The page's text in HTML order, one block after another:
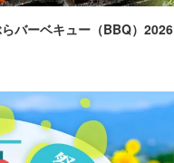
バーベキュー（BBQ）2026